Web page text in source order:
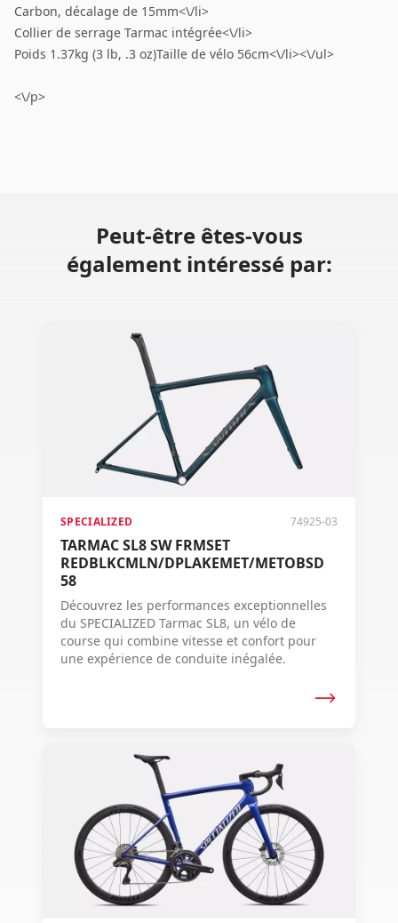
Carbon, décalage de 15mm<\/li>
Collier de serrage Tarmac intégrée<\/li>
Poids 1.37kg (3 lb, .3 oz)Taille de vélo 56cm<\/li><\/ul>
<\/p>
Peut-être êtes-vous
également intéressé par:
SPECIALIZED 74925-03
TARMAC SL8 SW FRMSET
REDBLKCMLN/DPLAKEMET/METOBSD
58
Découvrez les performances exceptionnelles
du SPECIALIZED Tarmac SL8, un vélo de
course qui combine vitesse et confort pour
une expérience de conduite inégalée.